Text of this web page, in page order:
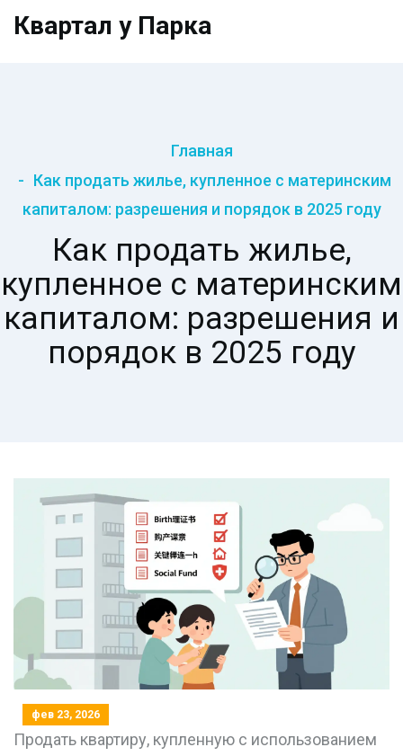
Квартал у Парка
Главная
Как продать жилье, купленное с материнским
капиталом: разрешения и порядок в 2025 году
Как продать жилье,
купленное с материнским
капиталом: разрешения и
порядок в 2025 году
фев 23, 2026
Продать квартиру, купленную с использованием